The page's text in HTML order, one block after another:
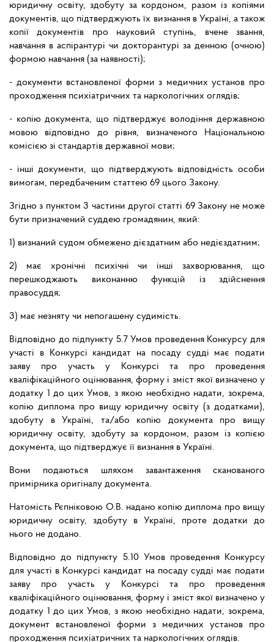
юридичну освіту, здобуту за кордоном, разом із копіями
документів, що підтверджують їх визнання в Україні, а також
копії документів про науковий ступінь, вчене звання,
навчання в аспірантурі чи докторантурі за денною (очною)
формою навчання (за наявності);
- документи встановленої форми з медичних установ про
проходження психіатричних та наркологічних оглядів;
- копію документа, що підтверджує володіння державною
мовою відповідно до рівня, визначеного Національною
комісією зі стандартів державної мови;
- інші документи, що підтверджують відповідність особи
вимогам, передбаченим статтею 69 цього Закону.
Згідно з пунктом 3 частини другої статті 69 Закону не може
бути призначений суддею громадянин, який:
1) визнаний судом обмежено дієздатним або недієздатним;
2) має хронічні психічні чи інші захворювання, що
перешкоджають виконанню функцій із здійснення
правосуддя;
3) має незняту чи непогашену судимість.
Відповідно до підпункту 5.7 Умов проведення Конкурсу для
участі в Конкурсі кандидат на посаду судді має подати
заяву про участь у Конкурсі та про проведення
кваліфікаційного оцінювання, форму і зміст якої визначено у
додатку 1 до цих Умов, з якою необхідно надати, зокрема,
копію диплома про вищу юридичну освіту (з додатками),
здобуту в Україні, та/або копію документа про вищу
юридичну освіту, здобуту за кордоном, разом із копією
документа, що підтверджує її визнання в Україні.
Вони подаються шляхом завантаження сканованого
примірника оригіналу документа.
Натомість Рєпніковою О.В. надано копію диплома про вищу
юридичну освіту, здобуту в Україні, проте додатки до
нього не додано.
Відповідно до підпункту 5.10 Умов проведення Конкурсу
для участі в Конкурсі кандидат на посаду судді має подати
заяву про участь у Конкурсі та про проведення
кваліфікаційного оцінювання, форму і зміст якої визначено у
додатку 1 до цих Умов, з якою необхідно надати, зокрема,
документ встановленої форми з медичних установ про
проходження психіатричних та наркологічних оглядів.